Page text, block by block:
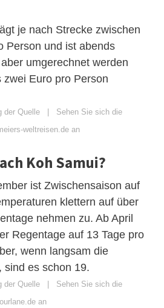
je nach Strecke zwischen
Person und ist abends
umgerechnet werden
zwei Euro pro Person
der Quelle | Sehen Sie sich die
weltreisen.de an
Koh Samui?
ist Zwischensaison auf
klettern auf über
nehmen zu. Ab April
Regentage auf 13 Tage pro
wenn langsam die
sind es schon 19.
der Quelle | Sehen Sie sich die
an